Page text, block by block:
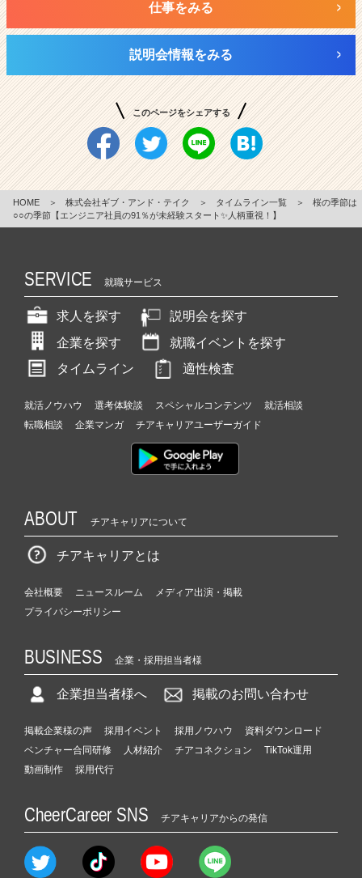
仕事をみる
説明会情報をみる
このページをシェアする
HOME ＞ 株式会社ギブ・アンド・テイク ＞ タイムライン一覧 ＞
桜の季節は
○○の季節【エンジニア社員の91％が未経験スタート✨人柄重視！】
SERVICE 就職サービス
求人を探す
説明会を探す
企業を探す
就職イベントを探す
タイムライン
適性検査
就活ノウハウ 選考体験談 スペシャルコンテンツ
就活相談
転職相談
企業マンガ チアキャリアユーザーガイド
ABOUT チアキャリアについて
チアキャリアとは
会社概要 ニュースルーム
メディア出演・掲載
プライバシーポリシー
BUSINESS 企業・採用担当者様
企業担当者様へ 掲載のお問い合わせ
掲載企業様の声 採用イベント 採用ノウハウ
資料ダウンロード
ベンチャー合同研修
人材紹介 チアコネクション
TikTok運用
動画制作
採用代行
CheerCareer SNS チアキャリアからの発信